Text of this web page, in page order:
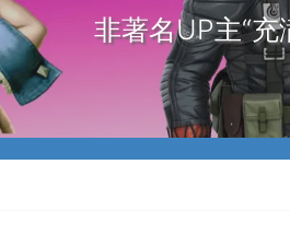
非著名UP主“充